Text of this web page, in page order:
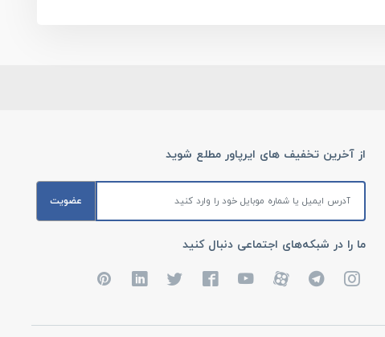
از آخرین تخفیف های ایرپاور مطلع شوید
عضویت
ما را در شبکه‌های اجتماعی دنبال کنید